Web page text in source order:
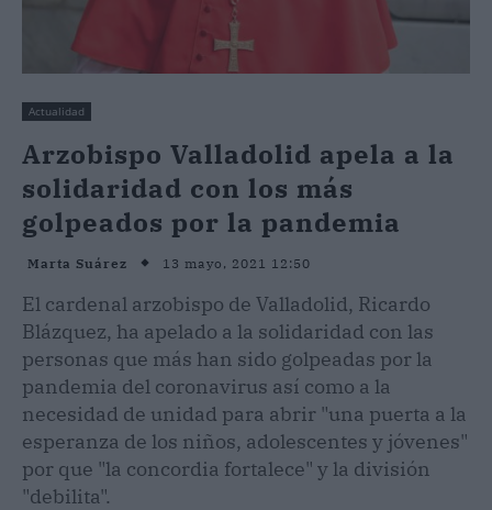
Actualidad
Arzobispo Valladolid apela a la
solidaridad con los más
golpeados por la pandemia
Marta Suárez 13 mayo, 2021 12:50
El cardenal arzobispo de Valladolid, Ricardo
Blázquez, ha apelado a la solidaridad con las
personas que más han sido golpeadas por la
pandemia del coronavirus así como a la
necesidad de unidad para abrir "una puerta a la
esperanza de los niños, adolescentes y jóvenes"
por que "la concordia fortalece" y la división
"debilita".